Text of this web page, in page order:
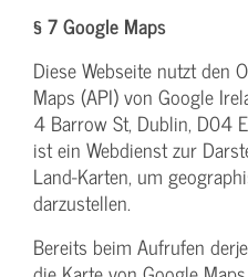
§ 7 Google Maps
Diese Webseite nutzt den
Maps (API) von Google
4 Barrow St, Dublin, D04
ist ein Webdienst zur
Land-Karten, um
darzustellen.
Bereits beim Aufrufen